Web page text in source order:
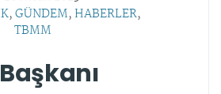
,GÜNDEM,HABERLER,
TBMM